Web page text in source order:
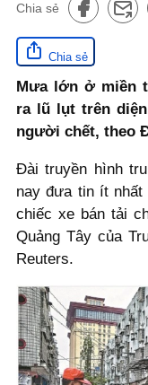
Chia sẻ
Chia sẻ
Mưa lớn ở miền
ra lũ lụt trên
người chết, theo
Đài truyền hình
nay đưa tin ít
chiếc xe bán tải
Quảng Tây của
Reuters.